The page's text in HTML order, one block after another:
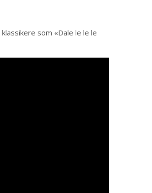
som «Dale le le le